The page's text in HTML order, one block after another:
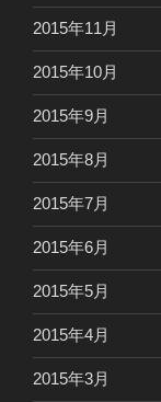
2015年11月
2015年10月
2015年9月
2015年8月
2015年7月
2015年6月
2015年5月
2015年4月
2015年3月